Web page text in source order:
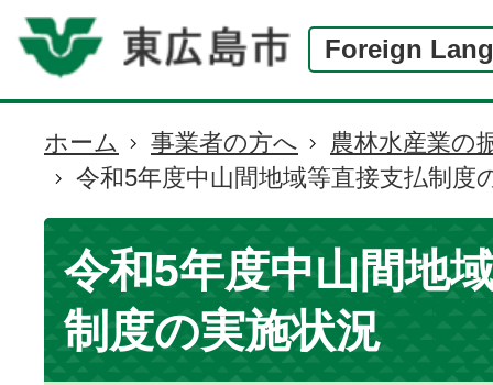
Foreign
現
在
の
置
ホーム 事業者の方へ
農林水産業の
令和5年度中山間地域等直接支払制度
令和5年度中山間地
制度の実施状況